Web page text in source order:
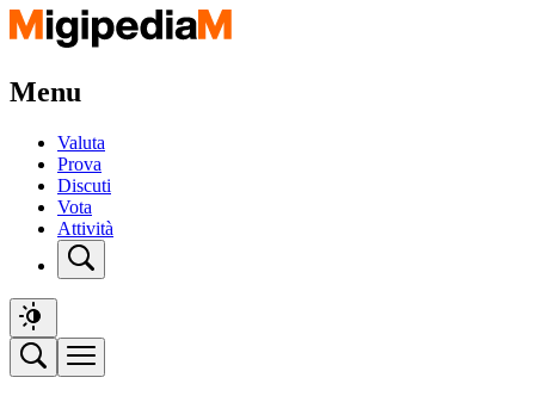
Menu
Valuta
Prova
Discuti
Vota
Attività